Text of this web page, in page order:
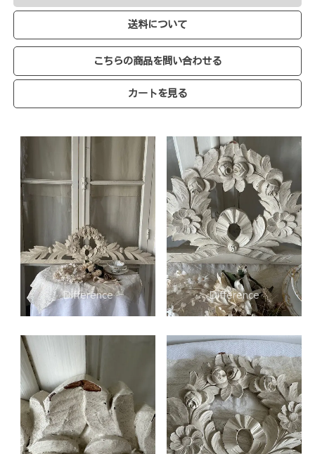
送料について
こちらの商品を問い合わせる
カートを見る